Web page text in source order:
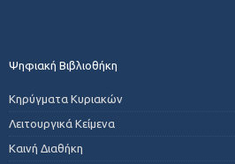
Ψηφιακή Βιβλιοθήκη
Κηρύγματα Κυριακών
Λειτουργικά Κείμενα
Καινή Διαθήκη